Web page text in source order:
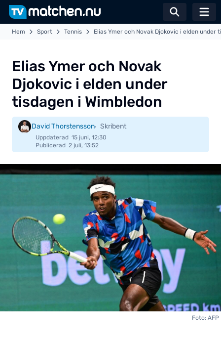
Växla
Hem Sport Tennis Elias Ymer och Novak Djokovic i elden under
Elias Ymer och Novak
Djokovic i elden under
tisdagen i Wimbledon
David Thorstensson Skribent
Uppdaterad 15 juni, 12:30
Publicerad 2 juli, 13:52
Foto: AFP